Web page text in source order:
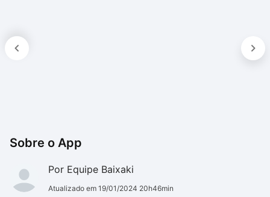
Sobre o App
Por Equipe Baixaki
Atualizado em 19/01/2024 20h46min